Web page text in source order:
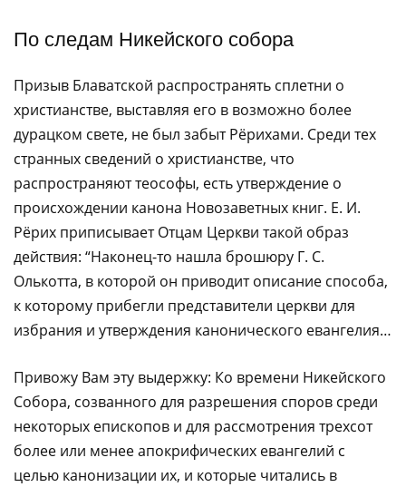
По следам Никейского собора
Призыв Блаватской распространять сплетни о
христианстве, выставляя его в возможно более
дурацком свете, не был забыт Рёрихами. Среди тех
странных сведений о христианстве, что
распространяют теософы, есть утверждение о
происхождении канона Новозаветных книг. Е. И.
Рёрих приписывает Отцам Церкви такой образ
действия: “Наконец-то нашла брошюру Г. С.
Олькотта, в которой он приводит описание способа,
к которому прибегли представители церкви для
избрания и утверждения канонического евангелия…
Привожу Вам эту выдержку: Ко времени Никейского
Собора, созванного для разрешения споров среди
некоторых епископов и для рассмотрения трехсот
более или менее апокрифических евангелий с
целью канонизации их, и которые читались в